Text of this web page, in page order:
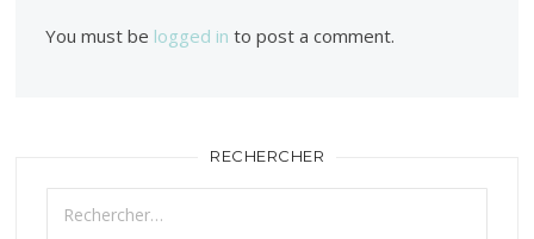
You must be logged in to post a comment.
RECHERCHER
Rechercher :